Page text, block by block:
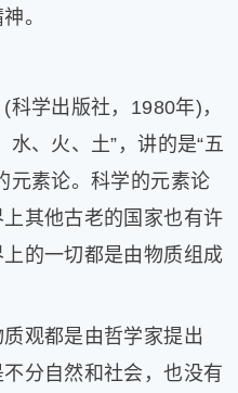
。
学出版社，1980年)，
水、火、土”，讲的是“五
元素论。科学的元素论
其他古老的国家也有许
的一切都是由物质组成
观都是由哲学家提出
分自然和社会，也没有